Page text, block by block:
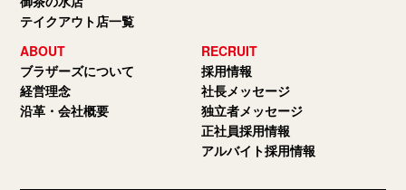
テイクアウト店一覧
ABOUT
ブラザーズについて
経営理念
沿革・会社概要
RECRUIT
採用情報
社長メッセージ
独立者メッセージ
正社員採用情報
アルバイト採用情報